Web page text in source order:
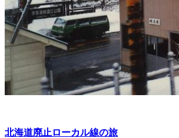
北海道廃止ローカル線の旅